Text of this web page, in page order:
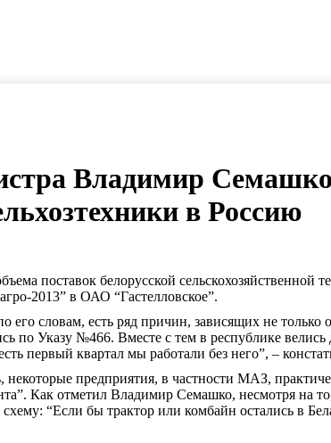
Владимир Семашко
в Россию
поставок белорусской сельскохозяйственной
2013” в ОАО “Гастелловское”.
словам, есть ряд причин, зависящих не только
по Указу №466. Вместе с тем в республике
первый квартал мы работали без него”, –
некоторые предприятия, в частности МАЗ,
Как отметил Владимир Семашко, несмотря на
“Если бы трактор или комбайн остались в